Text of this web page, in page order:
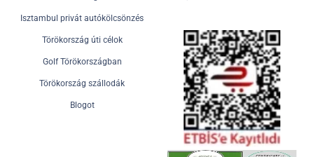
Isztambul privát autókölcsönzés
Törökország úti célok
Golf Törökországban
Törökország szállodák
Blogot